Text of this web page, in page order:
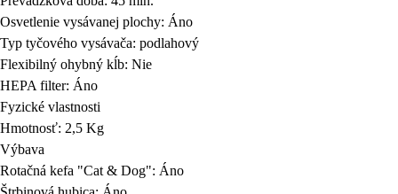
Osvetlenie vysávanej plochy: Áno
Typ tyčového vysávača: podlahový
Flexibilný ohybný kĺb: Nie
HEPA filter: Áno
Fyzické vlastnosti
Hmotnosť: 2,5 Kg
Výbava
Rotačná kefa "Cat & Dog": Áno